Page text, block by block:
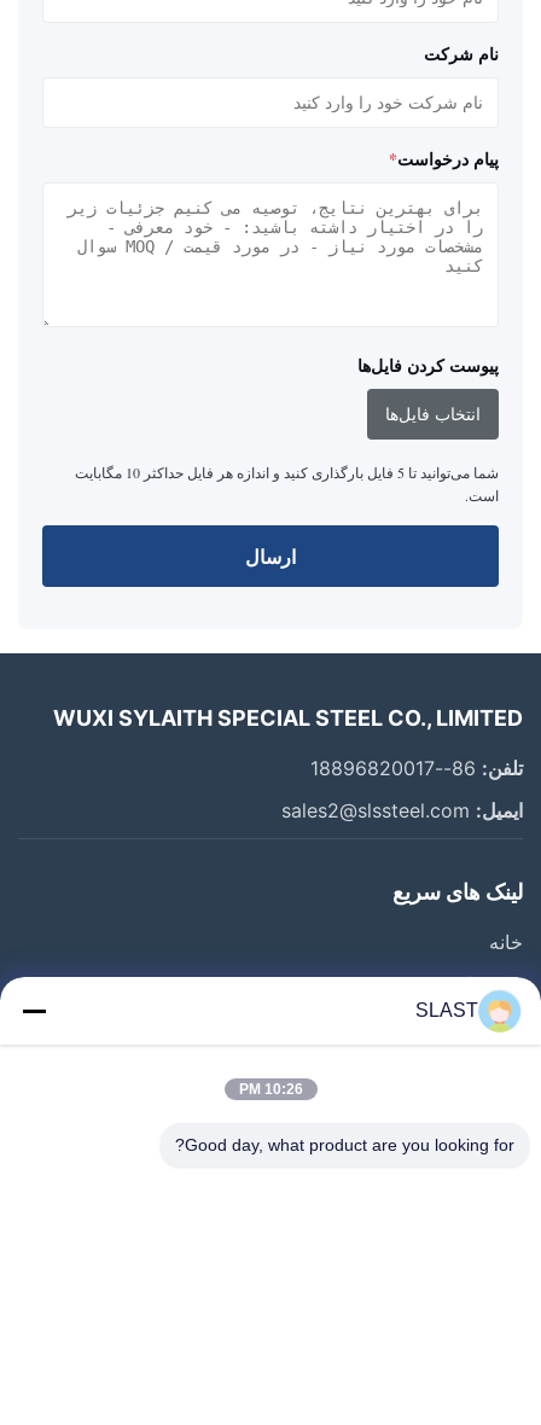
نام شرکت
پیام درخواست*
پیوست کردن فایل‌ها
انتخاب فایل‌ها
شما می‌توانید تا 5 فایل بارگذاری کنید و اندازه هر فایل حداکثر 10 مگابایت
است.
ارسال
WUXI SYLAITH SPECIAL STEEL CO., LIMITED
تلفن:
ایمیل:
لینک های سریع
خانه
محصولات
ویدیو
کنترل کیفیت
SLAST
10:26 PM
Good day, what product are you looking for?